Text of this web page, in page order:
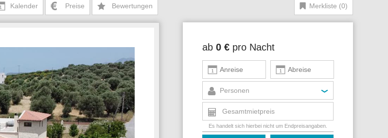
Kalender Preise Bewertungen Merkliste (0)
ab 0 € pro Nacht
Personen
Gesamtmietpreis
Es handelt sich hierbei nicht um Endpreisangaben.